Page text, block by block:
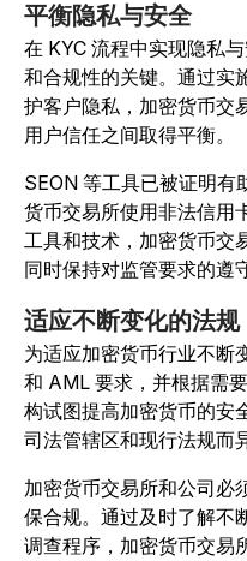
平衡隐私与安全
在 KYC 流程中实现隐私
和合规性的关键。通过实
护客户隐私，加密货币交
用户信任之间取得平衡。
SEON 等工具已被证明有
货币交易所使用非法信用
工具和技术，加密货币交
同时保持对监管要求的遵
适应不断变化的法规
为适应加密货币行业不断
和 AML 要求，并根据需
构试图提高加密货币的安
司法管辖区和现行法规而
加密货币交易所和公司必
保合规。通过及时了解不
调查程序，加密货币交易